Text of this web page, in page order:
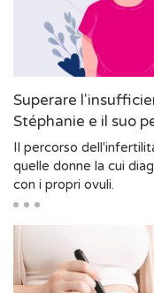
Superare
Stéphanie e il suo
Il percorso
quelle donne la cui
con i propri ovuli.